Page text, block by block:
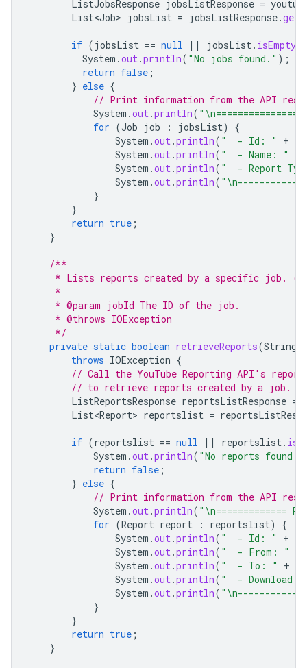
ListJobsResponse jobsListResponse =
List<Job> jobsList = jobsListResponse.
if ( jobsList == null || jobsList. isEmpty
System .out.println( "No jobs found." );
return false ;
} else {
// Print information from the API
System .out.println(
for (Job job : jobsList)
{
System .out.println( "  - Id: " +
System .out.println( "  - Name: "
System .out.println( "  - Report
System .out.println(
}
}
return true ;
}
/**
* Lists reports created by a specific job.
     *
     * @param jobId The ID of the job.
     * @throws IOException
     */
private static boolean retrieveReports(String
throws IOException {
// Call the YouTube Reporting API's
// to retrieve reports created by a job.
ListReportsResponse reportsListResponse =
List<Report> reportslist =
if (reportslist == null || reportslist.
System .out.println( "No reports found."
return false ;
} else {
// Print information from the API
System .out.println(
for (Report report : reportslist)
{
System .out.println( "  - Id: " +
System .out.println( "  - From: "
System .out.println( "  - To: " +
System .out.println( "  - Download
System .out.println(
}
}
return true ;
}